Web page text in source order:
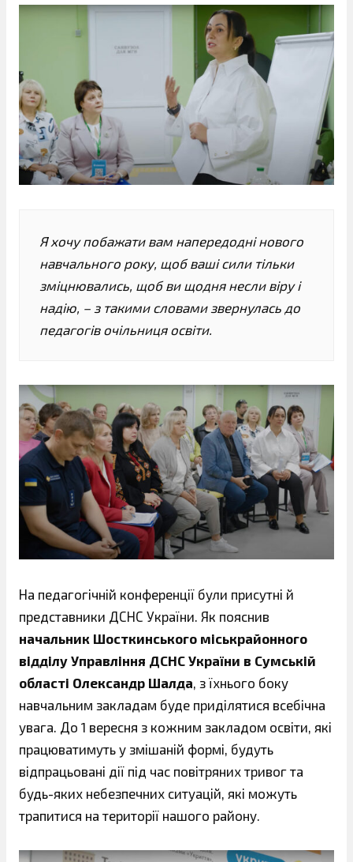
Я хочу побажати вам напередодні нового
навчального року, щоб ваші сили тільки
зміцнювались, щоб ви щодня несли віру і
надію, – з такими словами звернулась до
педагогів очільниця освіти.
На педагогічній конференції були присутні й
представники ДСНС України. Як пояснив
начальник Шосткинського міськрайонного
відділу Управління ДСНС України в Сумській
області Олександр Шалда , з їхнього боку
навчальним закладам буде приділятися всебічна
увага. До 1 вересня з кожним закладом освіти, які
працюватимуть у змішаній формі, будуть
відпрацьовані дії під час повітряних тривог та
будь-яких небезпечних ситуацій, які можуть
трапитися на території нашого району.